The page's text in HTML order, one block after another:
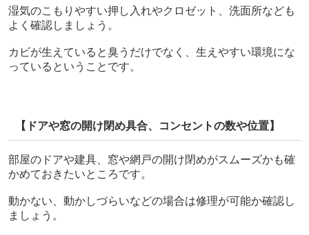
湿気のこもりやすい押し入れやクロゼット、洗面所なども
よく確認しましょう。
カビが生えていると臭うだけでなく、生えやすい環境にな
っているということです。
【ドアや窓の開け閉め具合、コンセントの数や位置】
部屋のドアや建具、窓や網戸の開け閉めがスムーズかも確
かめておきたいところです。
動かない、動かしづらいなどの場合は修理が可能か確認し
ましょう。